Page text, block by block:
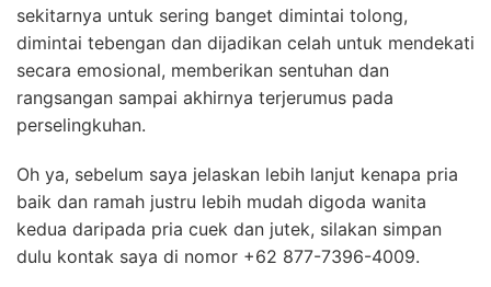
sekitarnya untuk sering banget dimintai tolong,
dimintai tebengan dan dijadikan celah untuk mendekati
secara emosional, memberikan sentuhan dan
rangsangan sampai akhirnya terjerumus pada
perselingkuhan.
Oh ya, sebelum saya jelaskan lebih lanjut kenapa pria
baik dan ramah justru lebih mudah digoda wanita
kedua daripada pria cuek dan jutek, silakan simpan
dulu kontak saya di nomor +62 877-7396-4009.